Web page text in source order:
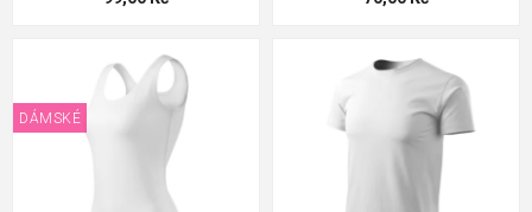
DÁMSKÉ